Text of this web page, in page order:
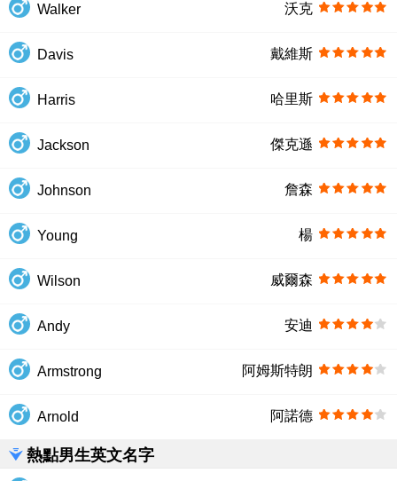
Walker 沃克
Davis 戴維斯
Harris 哈里斯
Jackson 傑克遜
Johnson 詹森
Young 楊
Wilson 威爾森
Andy 安迪
Armstrong 阿姆斯特朗
Arnold 阿諾德
熱點男生英文名字